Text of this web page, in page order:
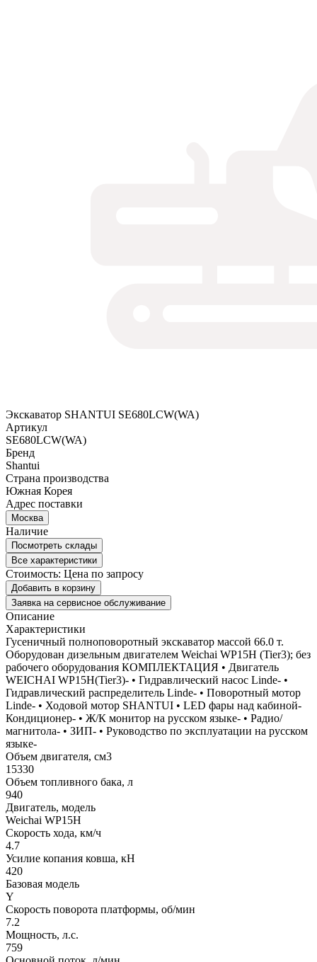
Экскаватор SHANTUI SE680LCW(WA)
Артикул
SE680LCW(WA)
Бренд
Shantui
Страна производства
Южная Корея
Адрес поставки
Москва
Наличие
Посмотреть склады
Все характеристики
Стоимость: Цена по запросу
Добавить в корзину
Заявка на сервисное обслуживание
Описание
Характеристики
Гусеничный полноповоротный экскаватор массой 66.0 т.
Оборудован дизельным двигателем Weichai WP15H (Tier3); без
рабочего оборудования КОМПЛЕКТАЦИЯ • Двигатель
WEICHAI WP15H(Tier3)- • Гидравлический насос Linde- •
Гидравлический распределитель Linde- • Поворотный мотор
Linde- • Ходовой мотор SHANTUI • LED фары над кабиной-
Кондиционер- • Ж/К монитор на русском языке- • Радио/
магнитола- • ЗИП- • Руководство по эксплуатации на русском
языке-
Объем двигателя, см3
15330
Объем топливного бака, л
940
Двигатель, модель
Weichai WP15H
Скорость хода, км/ч
4.7
Усилие копания ковша, кН
420
Базовая модель
Y
Скорость поворота платформы, об/мин
7.2
Мощность, л.с.
759